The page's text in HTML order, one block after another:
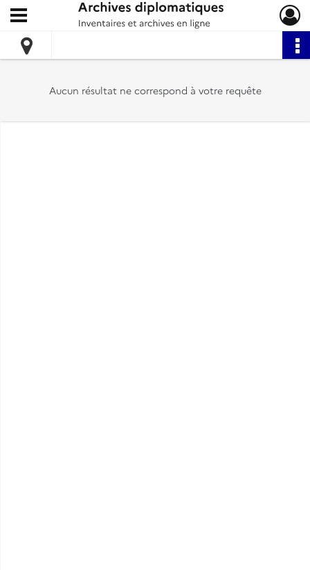
Archives diplomatiques
Ouvrir le menu déroulant
Aucun résultat ne correspond à votre requête